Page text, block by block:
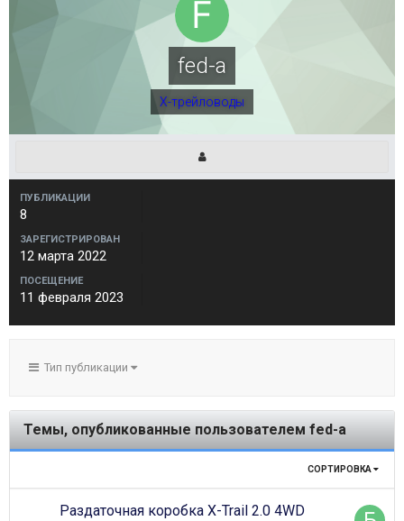
fed-a
Х-трейловоды
ПУБЛИКАЦИИ
8
ЗАРЕГИСТРИРОВАН
12 марта 2022
ПОСЕЩЕНИЕ
11 февраля 2023
Тип публикации
Темы, опубликованные пользователем fed-a
СОРТИРОВКА
Раздаточная коробка X-Trail 2.0 4WD